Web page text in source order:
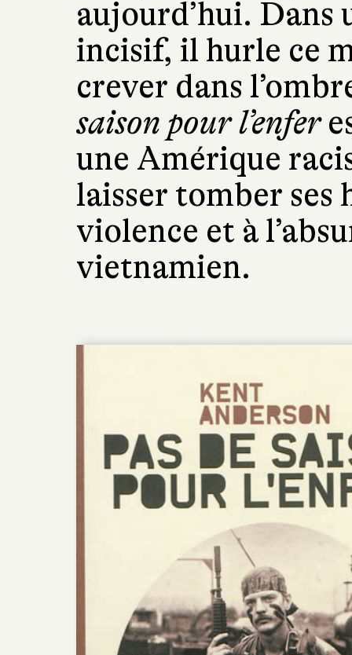
aujourd’hui. Dans
incisif, il hurle ce
crever dans
saison pour l’enfer
une Amérique
laisser tomber ses
violence et à
vietnamien.